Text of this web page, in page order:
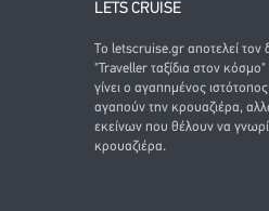
LETS CRUISE
Το letscruise.gr αποτελεί τον
"Traveller ταξίδια στον κόσμο"
γίνει ο αγαπημένος
αγαπούν την κρουαζιέρα,
εκείνων που θέλουν να
κρουαζιέρα.